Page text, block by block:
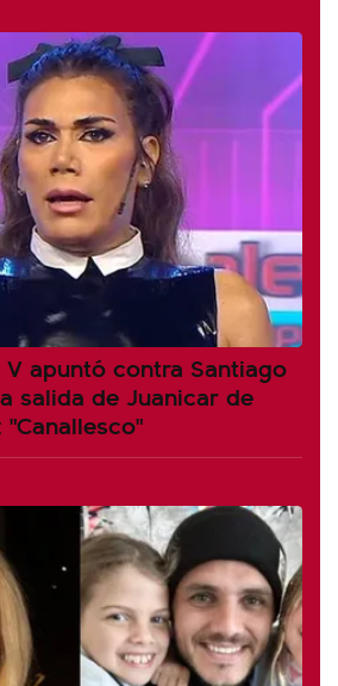
apuntó contra Santiago
salida de Juanicar de
"Canallesco"